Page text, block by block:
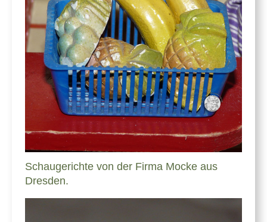
Schaugerichte von der Firma Mocke aus
Dresden.